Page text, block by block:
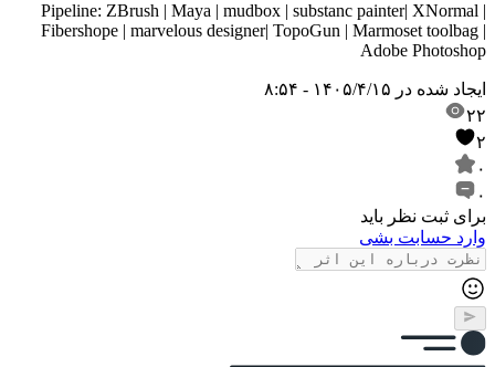
Pipeline: ZBrush | Maya | mudbox | substanc painter| XNormal |
Fibershope | marvelous designer| TopoGun | Marmoset toolbag |
Adobe Photoshop
ایجاد شده در ۱۴۰۵/۴/۱۵ - ۸:۵۴
۲۲
۲
۰
۰
برای ثبت نظر باید
وارد حسابت بشی